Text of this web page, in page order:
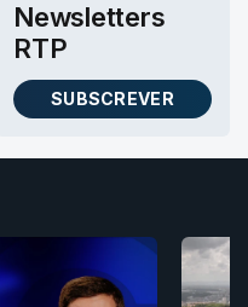
Newsletters
RTP
SUBSCREVER
AS NEWSLETTERS RTP